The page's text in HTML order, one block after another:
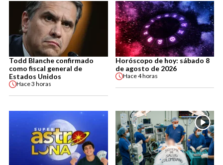
Todd Blanche confirmado
como fiscal general de
Estados Unidos
Hace3 horas
Horóscopo de hoy: sábado 8
de agosto de 2026
Hace4 horas